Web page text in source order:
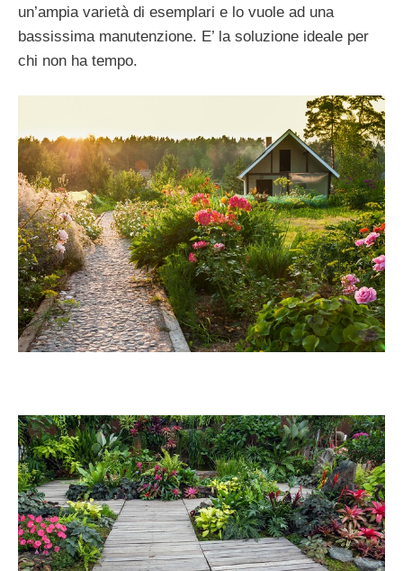
un’ampia varietà di esemplari e lo vuole ad una
bassissima manutenzione. E’ la soluzione ideale per
chi non ha tempo.